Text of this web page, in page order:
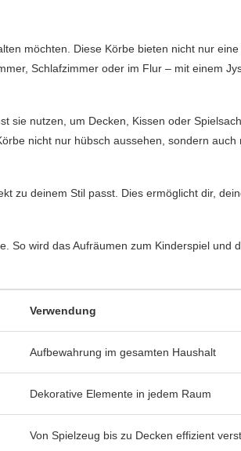
möchten. Diese Körbe bieten nicht nur
Schlafzimmer oder im Flur – mit einem
nutzen, um Decken, Kissen oder
nicht nur hübsch aussehen, sondern
zu deinem Stil passt. Dies ermöglicht dir,
So wird das Aufräumen zum Kinderspiel und
Verwendung
Aufbewahrung im gesamten Haushalt
Dekorative Elemente in jedem Raum
Von Spielzeug bis zu Decken effizient